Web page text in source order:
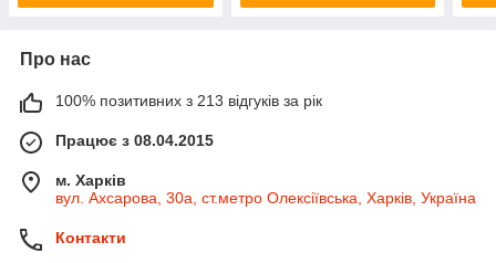
Про нас
100% позитивних з 213 відгуків за рік
Працює з 08.04.2015
м. Харків
вул. Ахсарова, 30а, ст.метро Олексіївська, Харків, Україна
Контакти